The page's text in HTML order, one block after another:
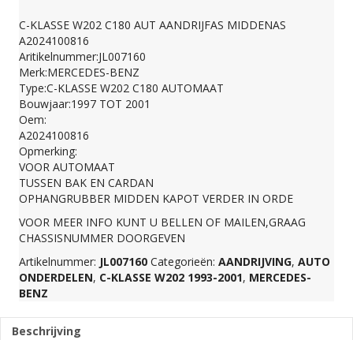
W202
C180
AUT
AANDRIJFAS
MIDDENAS
A2024100816
aantal
C-KLASSE W202 C180 AUT AANDRIJFAS MIDDENAS
A2024100816
Aritikelnummer:JL007160
Merk:MERCEDES-BENZ
Type:C-KLASSE W202 C180 AUTOMAAT
Bouwjaar:1997 TOT 2001
Oem:
A2024100816
Opmerking:
VOOR AUTOMAAT
TUSSEN BAK EN CARDAN
OPHANGRUBBER MIDDEN KAPOT VERDER IN ORDE
VOOR MEER INFO KUNT U BELLEN OF MAILEN,GRAAG
CHASSISNUMMER DOORGEVEN
Artikelnummer: JL007160 Categorieën: AANDRIJVING, AUTO
ONDERDELEN, C-KLASSE W202 1993-2001, MERCEDES-
BENZ
Beschrijving